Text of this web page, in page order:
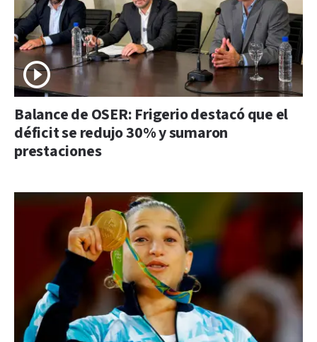
Balance de OSER: Frigerio destacó que el
déficit se redujo 30% y sumaron
prestaciones